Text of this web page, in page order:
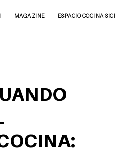
MAGAZINE ESPACIO COCINA SICI